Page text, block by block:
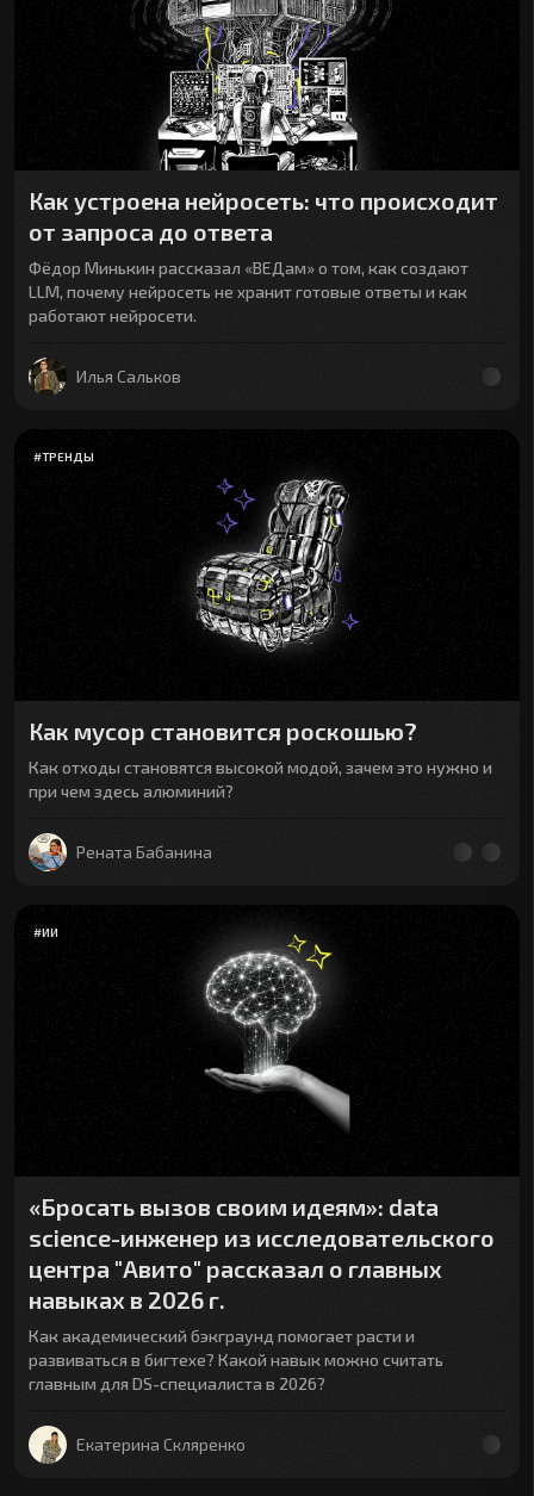
Как устроена нейросеть: что происходит
от запроса до ответа
Фёдор Минькин рассказал «ВЕДам» о том, как создают
LLM, почему нейросеть не хранит готовые ответы и как
работают нейросети.
Илья Сальков
#ТРЕНДЫ
Как мусор становится роскошью?
Как отходы становятся высокой модой, зачем это нужно и
при чем здесь алюминий?
Рената Бабанина
#ИИ
«Бросать вызов своим идеям»: data
science-инженер из исследовательского
центра "Авито" рассказал о главных
навыках в 2026 г.
Как академический бэкграунд помогает расти и
развиваться в бигтехе? Какой навык можно считать
главным для DS-специалиста в 2026?
Екатерина Скляренко